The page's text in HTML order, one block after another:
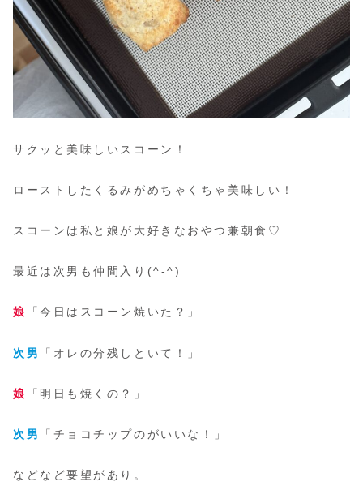
サクッと美味しいスコーン！
ローストしたくるみがめちゃくちゃ美味しい！
スコーンは私と娘が大好きなおやつ兼朝食♡
最近は次男も仲間入り(^-^)
娘 「今日はスコーン焼いた？」
次男 「オレの分残しといて！」
娘 「明日も焼くの？」
次男 「チョコチップのがいいな！」
などなど要望があり。